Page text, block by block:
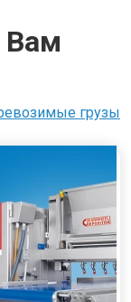
Вам
грузы